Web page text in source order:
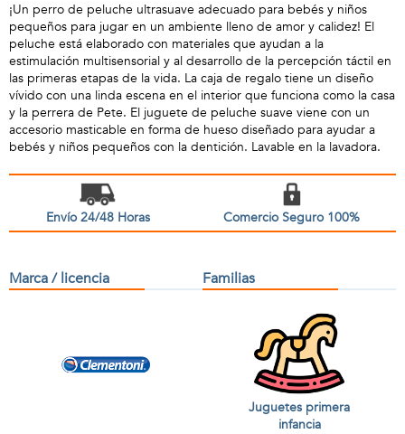
¡Un perro de peluche ultrasuave adecuado para bebés y niños
pequeños para jugar en un ambiente lleno de amor y calidez! El
peluche está elaborado con materiales que ayudan a la
estimulación multisensorial y al desarrollo de la percepción táctil en
las primeras etapas de la vida. La caja de regalo tiene un diseño
vívido con una linda escena en el interior que funciona como la casa
y la perrera de Pete. El juguete de peluche suave viene con un
accesorio masticable en forma de hueso diseñado para ayudar a
bebés y niños pequeños con la dentición. Lavable en la lavadora.
Envío 24/48 Horas Comercio Seguro 100%
Marca / licencia Familias
Juguetes primera
infancia